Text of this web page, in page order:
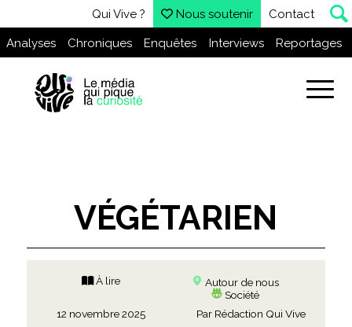
Qui Vive ? Nous soutenir Contact
Analyses Chroniques Enquêtes Interviews Reportages
VÉGÉTARIEN
À lire
Autour de nous
Société
12 novembre 2025
Par Rédaction Qui Vive